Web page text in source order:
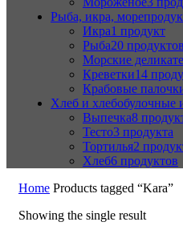
Рыба, икра,
Икра1 продукт
Рыба20 продуктов
Морские
Креветки14
Крабовые
Хлеб и хлебобулочные
Выпечка8
Тесто3 продукта
Тортилья2
Хлеб6 продуктов
Home Products tagged “Kara”
Showing the single result